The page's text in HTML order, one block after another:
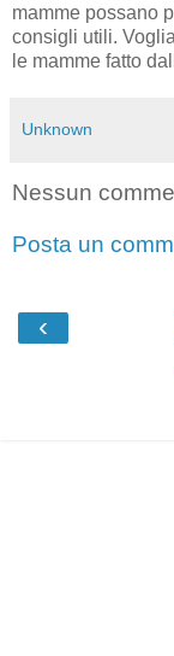
mamme possano
consigli utili.
le mamme fatto
Unknown
Nessun
Posta un
‹